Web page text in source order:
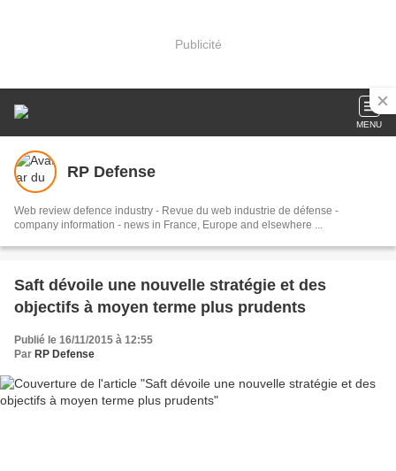
Publicité
MENU
RP Defense
Web review defence industry - Revue du web industrie de défense -
company information - news in France, Europe and elsewhere ...
Saft dévoile une nouvelle stratégie et des
objectifs à moyen terme plus prudents
Publié le 16/11/2015 à 12:55
Par RP Defense